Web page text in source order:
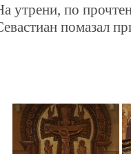
утрени, по
помазал